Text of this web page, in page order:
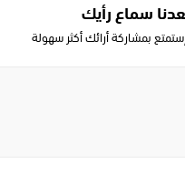
سماع رأيك
بمشاركة أرائك أكثر سهولة